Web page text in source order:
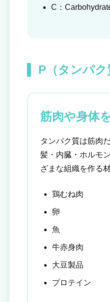
C：
P（タンパク
筋肉や身体
タンパク質は筋肉
髪・内臓・ホルモ
ざまな組織を作る
鶏むね肉
卵
魚
牛赤身肉
大豆製品
プロテイン